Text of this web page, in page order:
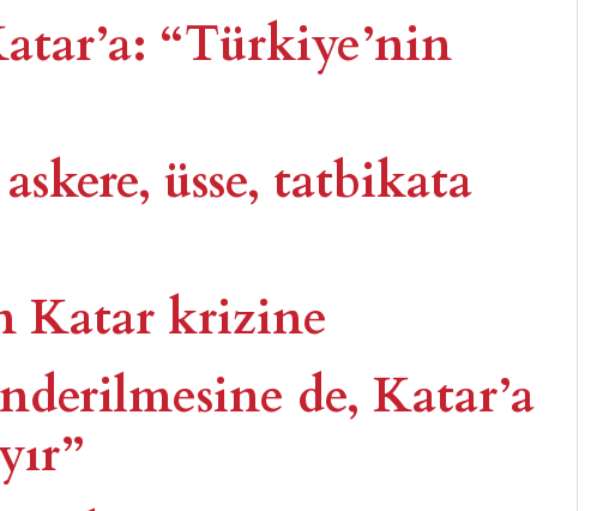
“Türkiye’nin
üsse, tatbikata
Katar krizine
de, Katar’a